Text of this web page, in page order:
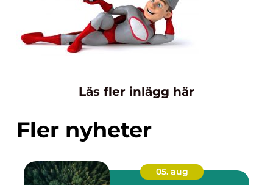
Läs fler inlägg här
Fler nyheter
05. aug